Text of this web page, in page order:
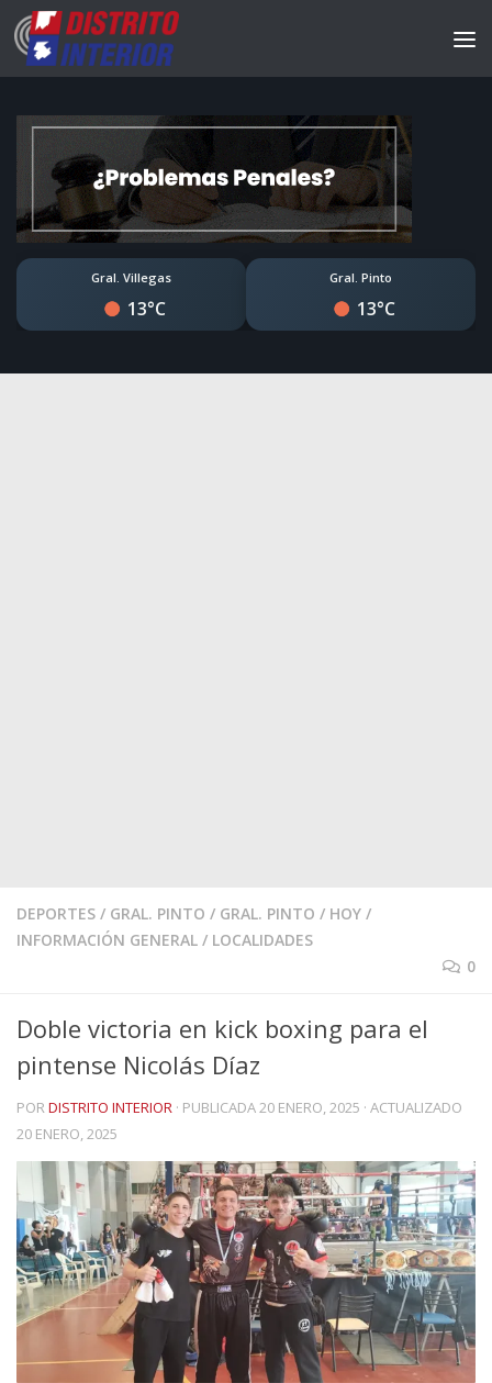
Gral. Villegas
13°C
Gral. Pinto
13°C
DEPORTES / GRAL. PINTO / GRAL. PINTO / HOY /
INFORMACIÓN GENERAL / LOCALIDADES
0
Doble victoria en kick boxing para el
pintense Nicolás Díaz
PORDISTRITO INTERIOR · PUBLICADA20 ENERO, 2025 · ACTUALIZADO
20 ENERO, 2025